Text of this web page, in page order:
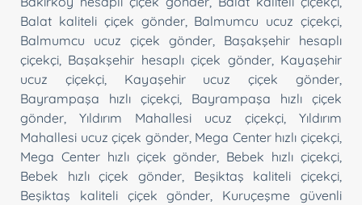
Balat kaliteli çiçek gönder, Balmumcu ucuz çiçekçi
Balmumcu ucuz çiçek gönder
Başakşehir hesaplı
çiçekçi Başakşehir hesaplı çiçek gönder, Kayaşehir
ucuz çiçekçi, Kayaşehir ucuz çiçek gönder
Bayrampaşa hızlı çiçekçi
Bayrampaşa hızlı çiçek
gönder
Yıldırım Mahallesi ucuz çiçekçi
Yıldırım
Mahallesi ucuz çiçek gönder, Mega Center hızlı çiçekçi
Mega Center hızlı çiçek gönder
Bebek hızlı çiçekçi
Bebek hızlı çiçek gönder
Beşiktaş kaliteli çiçekçi
Beşiktaş kaliteli çiçek gönder
Kuruçeşme güvenli